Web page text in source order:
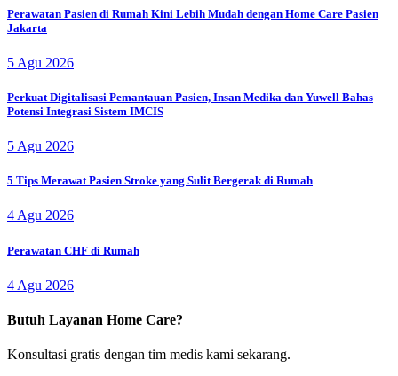
Perawatan Pasien di Rumah Kini Lebih Mudah dengan Home Care Pasien
Jakarta
5 Agu 2026
Perkuat Digitalisasi Pemantauan Pasien, Insan Medika dan Yuwell Bahas
Potensi Integrasi Sistem IMCIS
5 Agu 2026
5 Tips Merawat Pasien Stroke yang Sulit Bergerak di Rumah
4 Agu 2026
Perawatan CHF di Rumah
4 Agu 2026
Butuh Layanan Home Care?
Konsultasi gratis dengan tim medis kami sekarang.